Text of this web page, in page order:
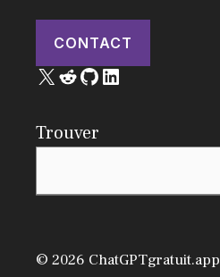
CONTACT
X Reddit
GitHub
LinkedIn
Trouver
© 2026 ChatGPTgratuit.app